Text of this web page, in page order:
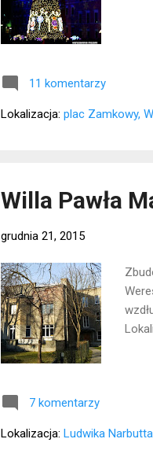
11 komentarzy
Lokalizacja: plac Zamkowy,
Willa Pawła
grudnia 21, 2015
7 komentarzy
Lokalizacja: Ludwika